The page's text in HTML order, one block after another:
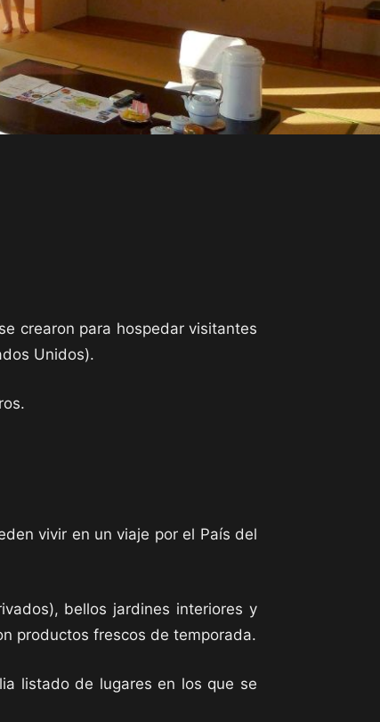
crearon para hospedar visitantes
Unidos).
vivir en un viaje por el País del
bellos jardines interiores y
productos frescos de temporada.
listado de lugares en los que se